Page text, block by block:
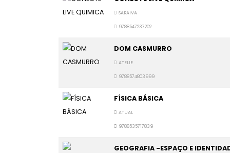
SARAIVA
9788547237202
DOM CASMURRO
ATELIE
9788574803999
FÍSICA BÁSICA
ATUAL
9788535717839
GEOGRAFIA -ESPAÇO E